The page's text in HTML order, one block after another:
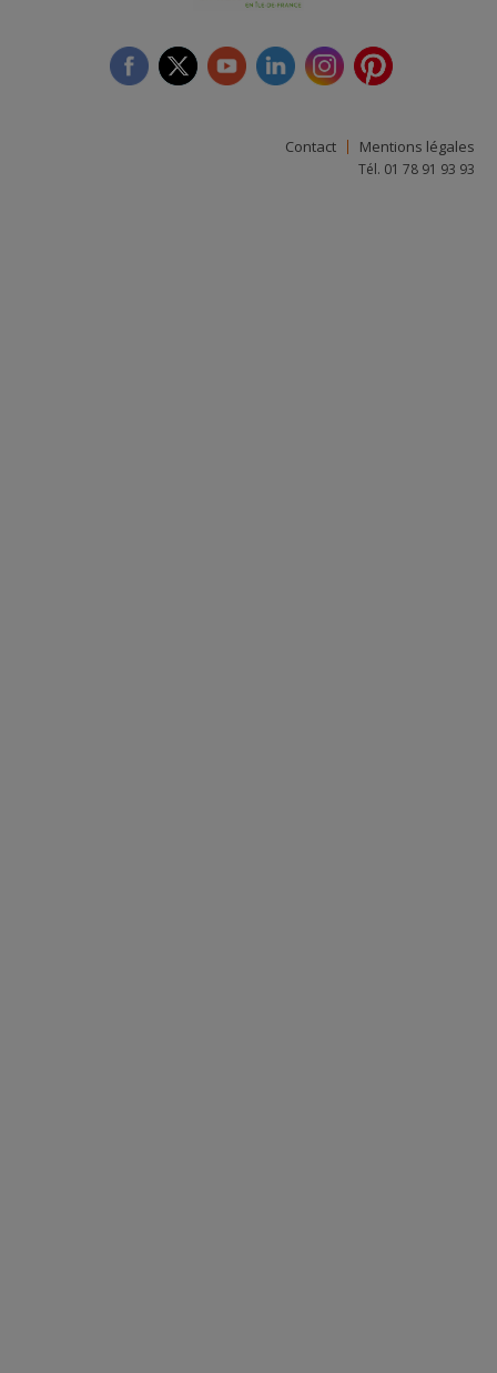
facebooktwitter youtube linkedin instagram
Contact Mentions légales
Tél. 01 78 91 93 93